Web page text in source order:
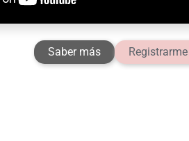
Saber más Registrarme